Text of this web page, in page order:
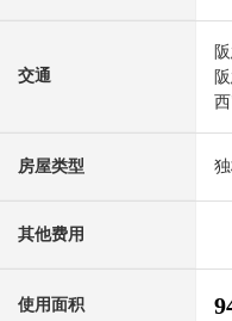
交通
房屋类型
其他费用
使用面积